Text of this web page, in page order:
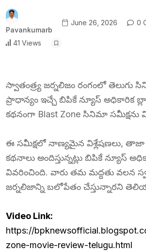
Pavankumarb
June 26, 2026 0
41 Views
స్వాతంత్ర్య జర్నలిజం రంగంలో తెలుగు
ప్రాధాన్యం ఇచ్చే బిపికే న్యూస్ అధికారిక
కథనంగా Blast Zone సినిమా సమీక్షను
ఈ సమీక్షలో నాణ్యమైన విశ్లేషణలు, తాజా
కథనాలు అందిస్తున్నట్లు బిపికే న్యూస్
వివరించింది. వారు తమ మద్దతు వలన
జర్నలిజాన్ని బలోపేతం చేస్తున్నారని
Video Link:
https://
zone-movie-review-telugu.html